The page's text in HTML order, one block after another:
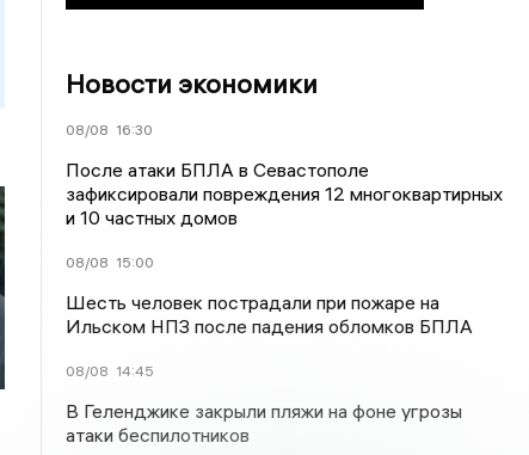
Новости экономики
08/08 16:30
После атаки БПЛА в Севастополе
зафиксировали повреждения 12 многоквартирных
и 10 частных домов
08/08 15:00
Шесть человек пострадали при пожаре на
Ильском НПЗ после падения обломков БПЛА
08/08 14:45
В Геленджике закрыли пляжи на фоне угрозы
атаки беспилотников